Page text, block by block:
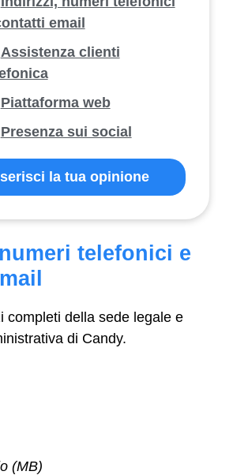
email
Assistenza clienti
Piattaforma web
Presenza sui social
la tua opinione
telefonici e
completi della sede legale e
di Candy.
(MB)